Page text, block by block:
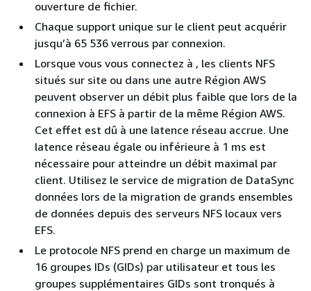
ouverture de fichier.
Chaque support unique sur le client peut acquérir
jusqu’à 65 536 verrous par connexion.
Lorsque vous vous connectez à , les clients NFS
situés sur site ou dans une autre Région AWS
peuvent observer un débit plus faible que lors de la
connexion à EFS à partir de la même Région AWS.
Cet effet est dû à une latence réseau accrue. Une
latence réseau égale ou inférieure à 1 ms est
nécessaire pour atteindre un débit maximal par
client. Utilisez le service de migration de DataSync
données lors de la migration de grands ensembles
de données depuis des serveurs NFS locaux vers
EFS.
Le protocole NFS prend en charge un maximum de
16 groupes IDs (GIDs) par utilisateur et tous les
groupes supplémentaires GIDs sont tronqués à